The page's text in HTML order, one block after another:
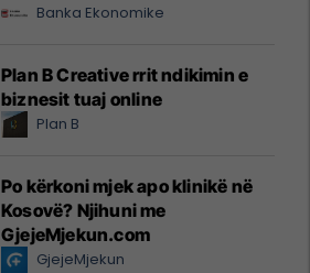
Banka Ekonomike
Plan B Creative rrit ndikimin e
biznesit tuaj online
Plan B
Po kërkoni mjek apo klinikë në
Kosovë? Njihuni me
GjejeMjekun.com
GjejeMjekun